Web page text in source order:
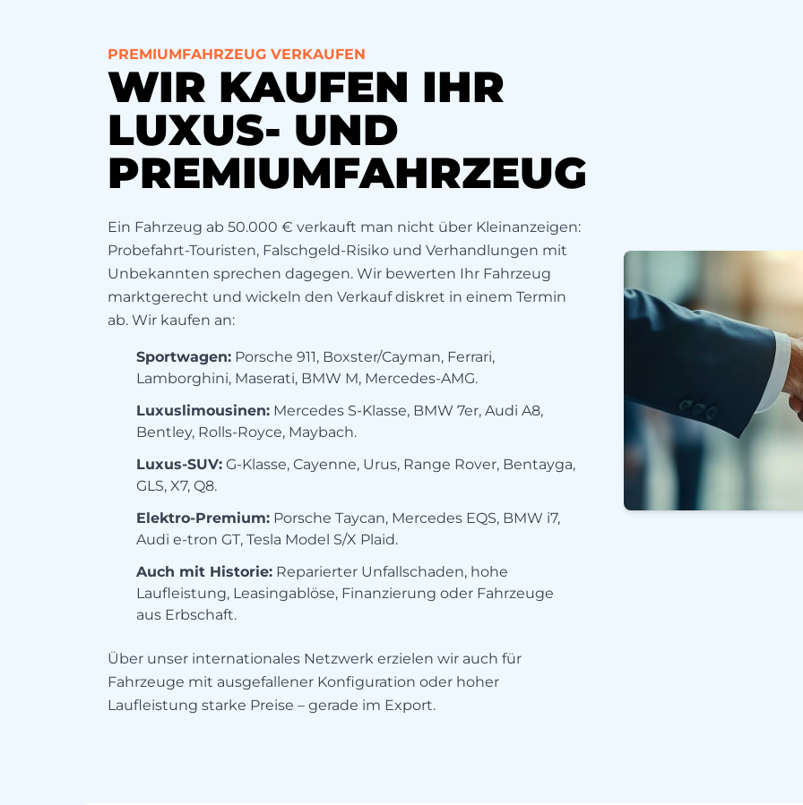
PREMIUMFAHRZEUG VERKAUFEN
WIR KAUFEN IHR
LUXUS- UND
PREMIUMFAHRZEUG
Ein Fahrzeug ab 50.000 € verkauft man nicht über Kleinanzeigen:
Probefahrt-Touristen, Falschgeld-Risiko und Verhandlungen mit
Unbekannten sprechen dagegen. Wir bewerten Ihr Fahrzeug
marktgerecht und wickeln den Verkauf diskret in einem Termin
ab. Wir kaufen an:
Sportwagen: Porsche 911, Boxster/Cayman, Ferrari,
Lamborghini, Maserati, BMW M, Mercedes-AMG.
Luxuslimousinen: Mercedes S-Klasse, BMW 7er, Audi A8,
Bentley, Rolls-Royce, Maybach.
Luxus-SUV: G-Klasse, Cayenne, Urus, Range Rover, Bentayga,
GLS, X7, Q8.
Elektro-Premium: Porsche Taycan, Mercedes EQS, BMW i7,
Audi e-tron GT, Tesla Model S/X Plaid.
Auch mit Historie: Reparierter Unfallschaden, hohe
Laufleistung, Leasingablöse, Finanzierung oder Fahrzeuge
aus Erbschaft.
Über unser internationales Netzwerk erzielen wir auch für
Fahrzeuge mit ausgefallener Konfiguration oder hoher
Laufleistung starke Preise – gerade im Export.